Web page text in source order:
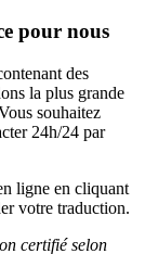
pour nous
des
la plus grande
souhaitez
24h/24 par
ligne en cliquant
votre traduction.
certifié selon